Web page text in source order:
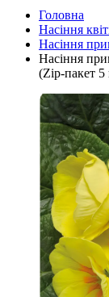
Головна
Насіння
Насіння
Насіння
(Zip-пакет 5